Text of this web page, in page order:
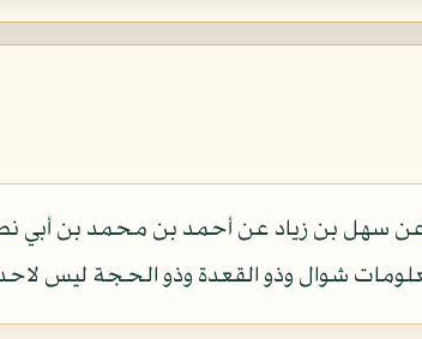
عن سهل بن زياد عن أحمد بن محمد بن أبي
شوال وذو القعدة وذو الحجة ليس